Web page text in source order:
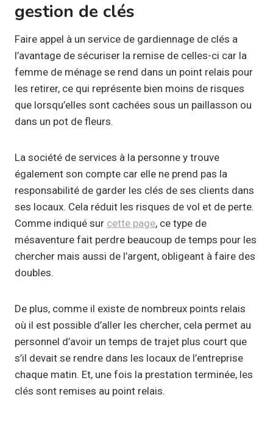
gestion de clés
Faire appel à un service de gardiennage de clés a
l’avantage de sécuriser la remise de celles-ci car la
femme de ménage se rend dans un point relais pour
les retirer, ce qui représente bien moins de risques
que lorsqu’elles sont cachées sous un paillasson ou
dans un pot de fleurs.
La société de services à la personne y trouve
également son compte car elle ne prend pas la
responsabilité de garder les clés de ses clients dans
ses locaux. Cela réduit les risques de vol et de perte.
Comme indiqué sur cette page, ce type de
mésaventure fait perdre beaucoup de temps pour les
chercher mais aussi de l’argent, obligeant à faire des
doubles.
De plus, comme il existe de nombreux points relais
où il est possible d’aller les chercher, cela permet au
personnel d’avoir un temps de trajet plus court que
s’il devait se rendre dans les locaux de l’entreprise
chaque matin. Et, une fois la prestation terminée, les
clés sont remises au point relais.